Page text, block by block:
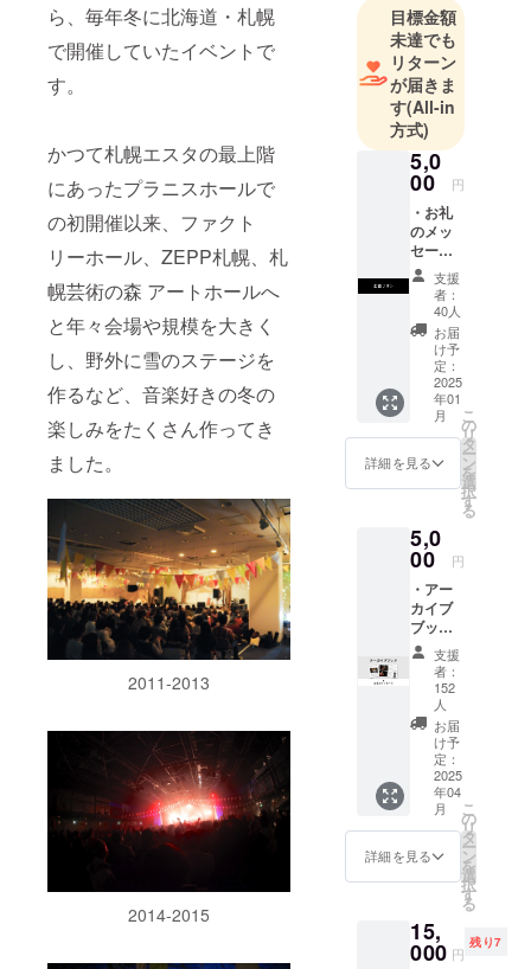
ら、毎年冬に北海道・札幌
で開催していたイベントで
す。
かつて札幌エスタの最上階
にあったプラニスホールで
の初開催以来、ファクト
リーホール、ZEPP札幌、札
幌芸術の森 アートホールへ
と年々会場や規模を大きく
し、野外に雪のステージを
作るなど、音楽好きの冬の
楽しみをたくさん作ってき
ました。
2011-2013
2014-2015
目標金額
未達でも
リターン
が届きま
す(All-in
方式)
5,0
00 円
・お礼
のメッ
セージ
＊応援
プラ
ン。
アーカ
イブ
ブック
のお届
けなし
のプラ
ンです
支援
者：
40人
お届
け予
定：
2025
年01
月
詳細を見る
こ
の
リ
タ
ー
ン
を
選
択
す
る
5,0
00 円
・アー
カイブ
ブック
・お礼
のメッ
セージ
支援
者：
152
人
お届
け予
定：
2025
年04
月
詳細を見る
こ
の
リ
タ
ー
ン
を
選
択
す
る
15,
000 円
残り7